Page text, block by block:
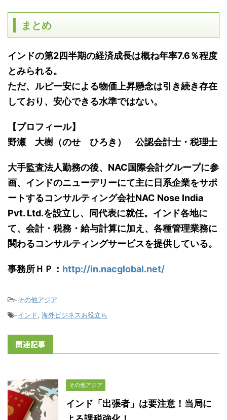
まとめ
インドの第2四半期の経済成長は概ね年率7.6％程度
とみられる。
ただ、ルピー安による物価上昇懸念は引き続き存在
しており、安心できる水準ではない。
【プロフィール】
野瀬 大樹（のせ ひろき） 公認会計士・税理士
大手監査法人勤務の後、NAC国際会計グループに参
画、インドのニューデリーにて主に日系企業をサポ
ートするコンサルティング会社NAC Nose India
Pvt. Ltd.を設立し、同代表に就任。インド各地に
て、会計・税務・給与計算に加え、各種管理業務に
関わるコンサルティングサービスを提供している。
事務所ＨＰ： http://in.nacglobal.net/
-その他アジア
-インド, 海外ビジネスお役立ち
関連記事
その他アジア
インド「出張者」は要注意！当局に